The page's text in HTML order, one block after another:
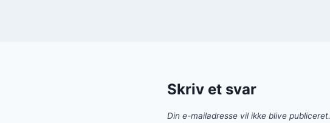
Skriv et svar
Din e-mailadresse vil ikke blive publiceret.